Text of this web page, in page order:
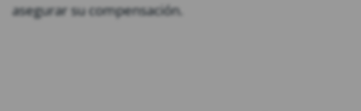
asegurar su compensación.